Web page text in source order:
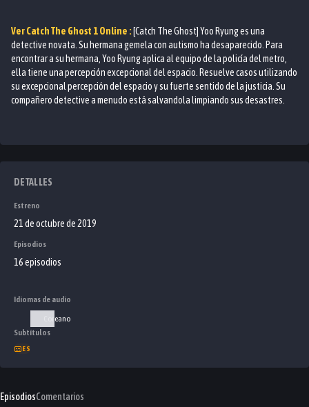
VerCatch The Ghost 1Online : [Catch The Ghost] Yoo Ryung es una
detective novata. Su hermana gemela con autismo ha desaparecido. Para
encontrar a su hermana, Yoo Ryung aplica al equipo de la policía del metro,
ella tiene una percepción excepcional del espacio. Resuelve casos utilizando
su excepcional percepción del espacio y su fuerte sentido de la justicia. Su
compañero detective a menudo está salvandola limpiando sus desastres.
DETALLES
Estreno
21 de octubre de 2019
Episodios
16 episodios
Idiomas de audio
Coreano
Subtítulos
ES
EpisodiosComentarios